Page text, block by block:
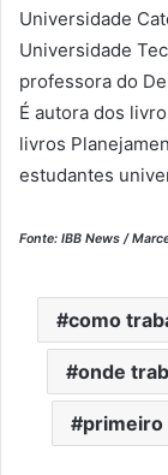
Universidade
Universidade
professora do
É autora dos
livros
estudantes
Fonte: IBB News /
como
onde
primeiro